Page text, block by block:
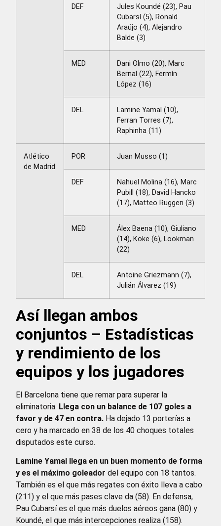
DEF
Jules Koundé (23), Pau
Cubarsí (5), Ronald
Araújo (4), Alejandro
Balde (3)
MED
Dani Olmo (20), Marc
Bernal (22), Fermín
López (16)
DEL
Lamine Yamal (10),
Ferran Torres (7),
Raphinha (11)
Atlético
de Madrid
POR Juan Musso (1)
DEF
Nahuel Molina (16), Marc
Pubill (18), David Hancko
(17), Matteo Ruggeri (3)
MED
Álex Baena (10), Giuliano
(14), Koke (6), Lookman
(22)
DEL
Antoine Griezmann (7),
Julián Álvarez (19)
Así llegan ambos
conjuntos – Estadísticas
y rendimiento de los
equipos y los jugadores
El Barcelona tiene que remar para superar la
eliminatoria. Llega con un balance de 107 goles a
favor y de 47 en contra. Ha dejado 13 porterías a
cero y ha marcado en 38 de los 40 choques totales
disputados este curso.
Lamine Yamal llega en un buen momento de forma
y es el máximo goleador del equipo con 18 tantos.
También es el que más regates con éxito lleva a cabo
(211) y el que más pases clave da (58). En defensa,
Pau Cubarsí es el que más duelos aéreos gana (80) y
Koundé, el que más intercepciones realiza (158).